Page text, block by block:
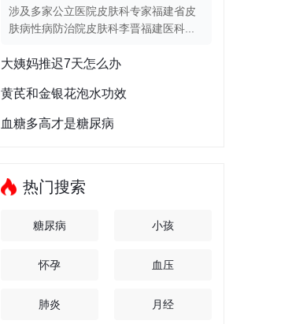
涉及多家公立医院皮肤科专家福建省皮
肤病性病防治院皮肤科李晋福建医科...
大姨妈推迟7天怎么办
黄芪和金银花泡水功效
血糖多高才是糖尿病
热门搜索
糖尿病 小孩
怀孕 血压
肺炎 月经